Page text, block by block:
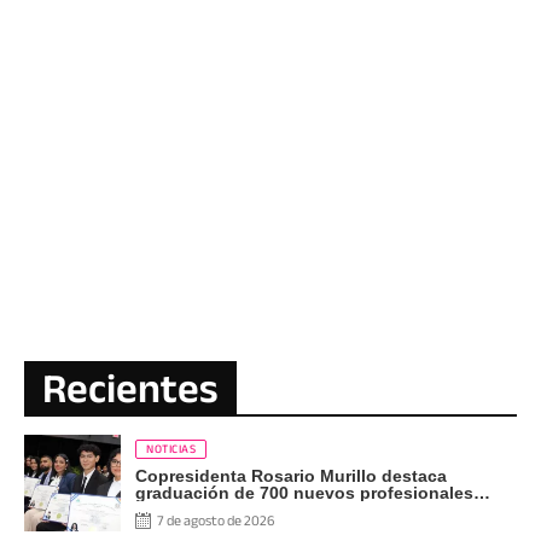
Recientes
NOTICIAS
Copresidenta Rosario Murillo destaca
graduación de 700 nuevos profesionales
Pueblo Presidente
7 de agosto de 2026